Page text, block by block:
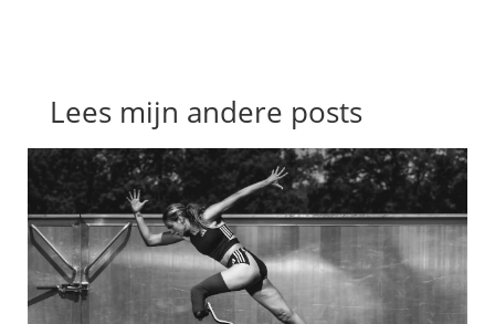
Lees mijn andere posts